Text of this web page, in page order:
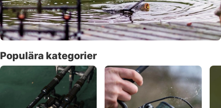
Populära kategorier